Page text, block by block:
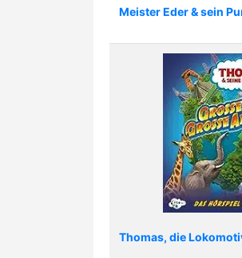
Meister Eder & sein
Thomas, die